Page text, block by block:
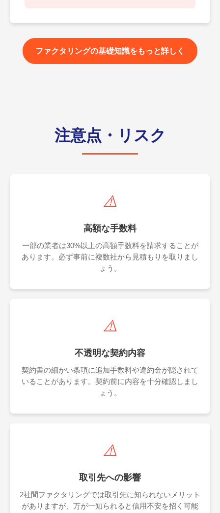
ファクタリングの基礎知識をもっと詳しく
注意点・リスク
⚠️
高額な手数料
一部の業者は30%以上の高額手数料を請求することが
あります。必ず事前に複数社から見積もりを取りまし
ょう。
⚠️
不透明な契約内容
契約書の細かい条項に追加手数料や違約金が隠されて
いることがあります。契約前に内容を十分確認しまし
ょう。
⚠️
取引先への影響
2社間ファクタリングでは取引先に知られないメリット
がありますが、万が一知られると信用不安を招く可能